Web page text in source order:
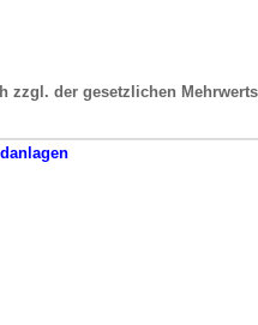
zzgl. der gesetzlichen